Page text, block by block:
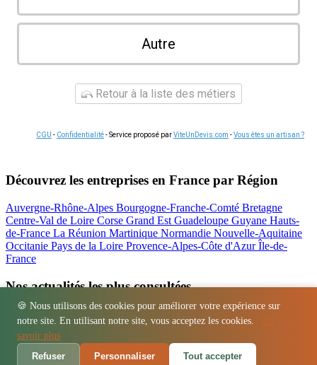
🍪 Nous utilisons des cookies pour améliorer votre expérience sur
notre site. En utilisant notre site, vous acceptez les cookies.
savoir plus
Refuser
Personnaliser Tout accepter
Autre
Retour à la liste des métiers
CGU - Confidentialité- Service proposé parViteUnDevis.com -Vous êtes un artisan ?
Découvrez les entreprises en France par Région
Auvergne-Rhône-Alpes Bourgogne-Franche-Comté Bretagne
Centre-Val de Loire Corse Grand Est Guadeloupe Guyane Hauts-
de-France La Réunion Martinique Normandie Nouvelle-Aquitaine
Occitanie Pays de la Loire Provence-Alpes-Côte d'AzurÎle-de-
France
Nos actualités les plus consultées
Location bétonnière : guide complet et tarifs
Régions - Départements - Villes - Entreprises - Marques
Espace presse